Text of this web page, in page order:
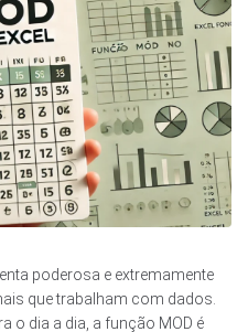
poderosa e extremamente
que trabalham com dados.
o dia a dia, a função MOD é